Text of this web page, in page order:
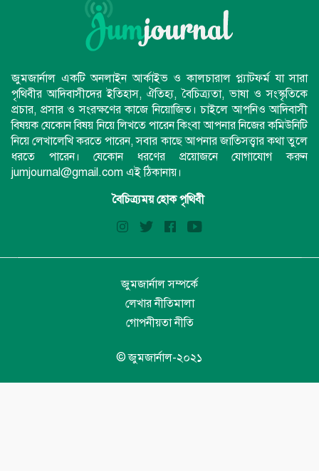
জুমজার্নাল একটি অনলাইন আর্কাইভ ও কালচারাল প্ল্যাটফর্ম যা সারা
পৃথিবীর আদিবাসীদের ইতিহাস, ঐতিহ্য, বৈচিত্র্যতা, ভাষা ও সংস্কৃতিকে
প্রচার, প্রসার ও সংরক্ষণের কাজে নিয়োজিত। চাইলে আপনিও আদিবাসী
বিষয়ক যেকোন বিষয় নিয়ে লিখতে পারেন কিংবা আপনার নিজের কমিউনিটি
নিয়ে লেখালেখি করতে পারেন, সবার কাছে আপনার জাতিসত্ত্বার কথা তুলে
ধরতে পারেন। যেকোন ধরণের প্রয়োজনে যোগাযোগ করুন
jumjournal@gmail.com এই ঠিকানায়।
বৈচিত্র্যময় হোক পৃথিবী
© জুমজার্নাল-২০২১
জুমজার্নাল সম্পর্কে
লেখার নীতিমালা
গোপনীয়তা নীতি